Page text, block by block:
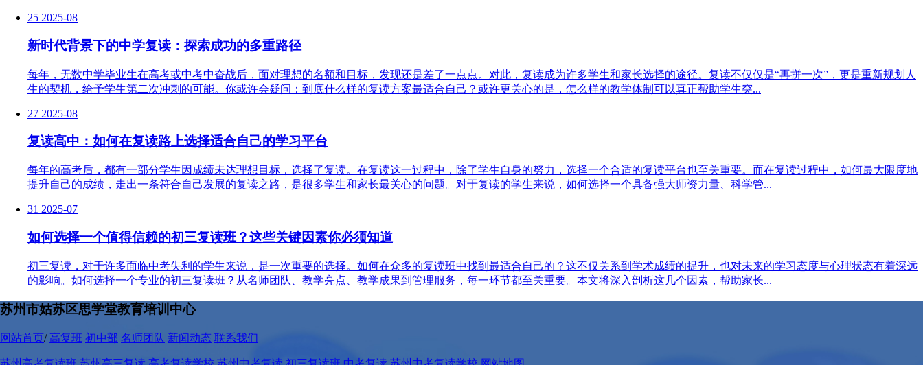
25 2025-08
新时代背景下的中学复读：探索成功的多重路径
每年，无数中学毕业生在高考或中考中奋战后，面对理想的名额和目标，发现还是差了一点点。对此，复读成为许多学生和家长选择的途径。复读不仅仅是“再拼一次”，更是重新规划人
生的契机，给予学生第二次冲刺的可能。你或许会疑问：到底什么样的复读方案最适合自己？或许更关心的是，怎么样的教学体制可以真正帮助学生突...
27 2025-08
复读高中：如何在复读路上选择适合自己的学习平台
每年的高考后，都有一部分学生因成绩未达理想目标，选择了复读。在复读这一过程中，除了学生自身的努力，选择一个合适的复读平台也至关重要。而在复读过程中，如何最大限度地
提升自己的成绩，走出一条符合自己发展的复读之路，是很多学生和家长最关心的问题。对于复读的学生来说，如何选择一个具备强大师资力量、科学管...
31 2025-07
如何选择一个值得信赖的初三复读班？这些关键因素你必须知道
初三复读，对于许多面临中考失利的学生来说，是一次重要的选择。如何在众多的复读班中找到最适合自己的？这不仅关系到学术成绩的提升，也对未来的学习态度与心理状态有着深远
的影响。如何选择一个专业的初三复读班？从名师团队、教学亮点、教学成果到管理服务，每一环节都至关重要。本文将深入剖析这几个因素，帮助家长...
苏州市姑苏区思学堂教育培训中心
网站首页/高复班 初中部 名师团队 新闻动态 联系我们